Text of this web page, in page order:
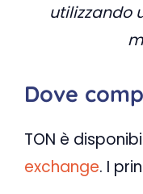
utilizzando
Dove
TON è
exchange. I